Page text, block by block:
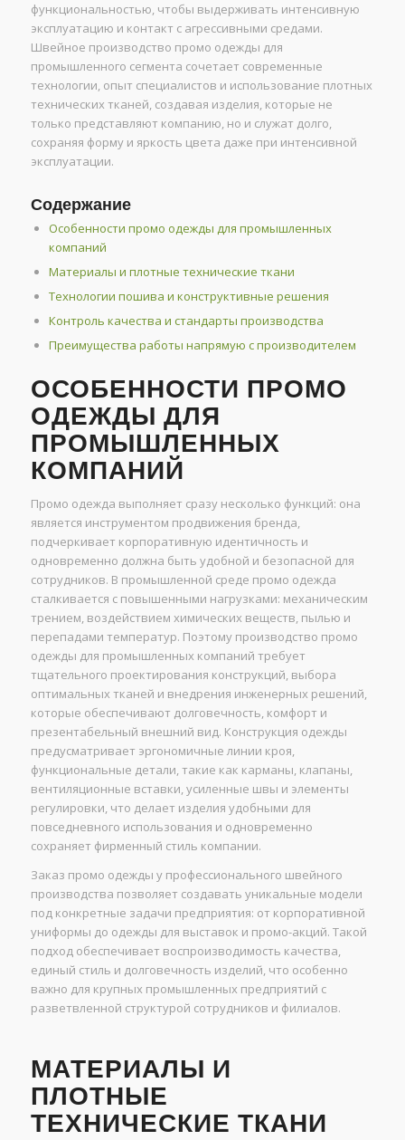
функциональностью, чтобы выдерживать интенсивную
эксплуатацию и контакт с агрессивными средами.
Швейное производство промо одежды для
промышленного сегмента сочетает современные
технологии, опыт специалистов и использование плотных
технических тканей, создавая изделия, которые не
только представляют компанию, но и служат долго,
сохраняя форму и яркость цвета даже при интенсивной
эксплуатации.
Содержание
Особенности промо одежды для промышленных
компаний
Материалы и плотные технические ткани
Технологии пошива и конструктивные решения
Контроль качества и стандарты производства
Преимущества работы напрямую с производителем
ОСОБЕННОСТИ ПРОМО
ОДЕЖДЫ ДЛЯ
ПРОМЫШЛЕННЫХ
КОМПАНИЙ
Промо одежда выполняет сразу несколько функций: она
является инструментом продвижения бренда,
подчеркивает корпоративную идентичность и
одновременно должна быть удобной и безопасной для
сотрудников. В промышленной среде промо одежда
сталкивается с повышенными нагрузками: механическим
трением, воздействием химических веществ, пылью и
перепадами температур. Поэтому производство промо
одежды для промышленных компаний требует
тщательного проектирования конструкций, выбора
оптимальных тканей и внедрения инженерных решений,
которые обеспечивают долговечность, комфорт и
презентабельный внешний вид. Конструкция одежды
предусматривает эргономичные линии кроя,
функциональные детали, такие как карманы, клапаны,
вентиляционные вставки, усиленные швы и элементы
регулировки, что делает изделия удобными для
повседневного использования и одновременно
сохраняет фирменный стиль компании.
Заказ промо одежды у профессионального швейного
производства позволяет создавать уникальные модели
под конкретные задачи предприятия: от корпоративной
униформы до одежды для выставок и промо-акций. Такой
подход обеспечивает воспроизводимость качества,
единый стиль и долговечность изделий, что особенно
важно для крупных промышленных предприятий с
разветвленной структурой сотрудников и филиалов.
МАТЕРИАЛЫ И
ПЛОТНЫЕ
ТЕХНИЧЕСКИЕ ТКАНИ